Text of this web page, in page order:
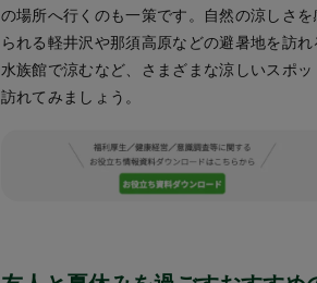
の場所へ行くのも一策です。自然の涼しさを
られる軽井沢や那須高原などの避暑地を訪れ
水族館で涼むなど、さまざまな涼しいスポッ
訪れてみましょう。